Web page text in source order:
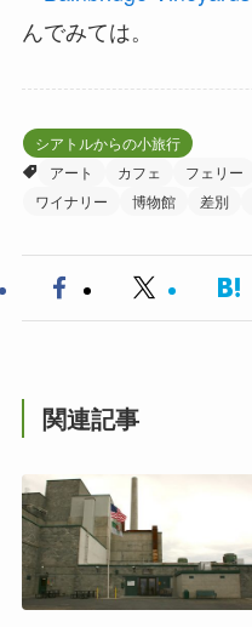
んでみては。
シアトルからの小旅行
アート
カフェ フェリー
ワイナリー
博物館 差別
関連記事